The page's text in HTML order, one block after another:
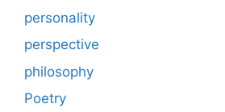
personality
perspective
philosophy
Poetry